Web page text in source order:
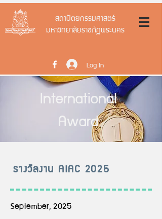
สถาปัตยกรรมศาสตร์
มหาวิทยาลัยราชภัฏพระนคร
Log In
International
Award
รางวัลงาน AIAC 2025
September, 2025